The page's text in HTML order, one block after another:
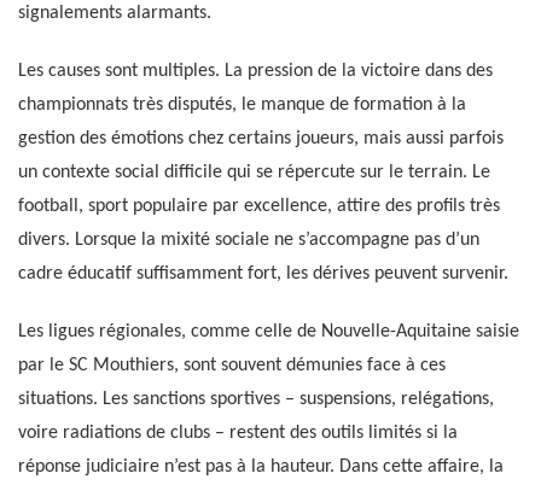
signalements alarmants.
Les causes sont multiples. La pression de la victoire dans des
championnats très disputés, le manque de formation à la
gestion des émotions chez certains joueurs, mais aussi parfois
un contexte social difficile qui se répercute sur le terrain. Le
football, sport populaire par excellence, attire des profils très
divers. Lorsque la mixité sociale ne s’accompagne pas d’un
cadre éducatif suffisamment fort, les dérives peuvent survenir.
Les ligues régionales, comme celle de Nouvelle-Aquitaine saisie
par le SC Mouthiers, sont souvent démunies face à ces
situations. Les sanctions sportives – suspensions, relégations,
voire radiations de clubs – restent des outils limités si la
réponse judiciaire n’est pas à la hauteur. Dans cette affaire, la